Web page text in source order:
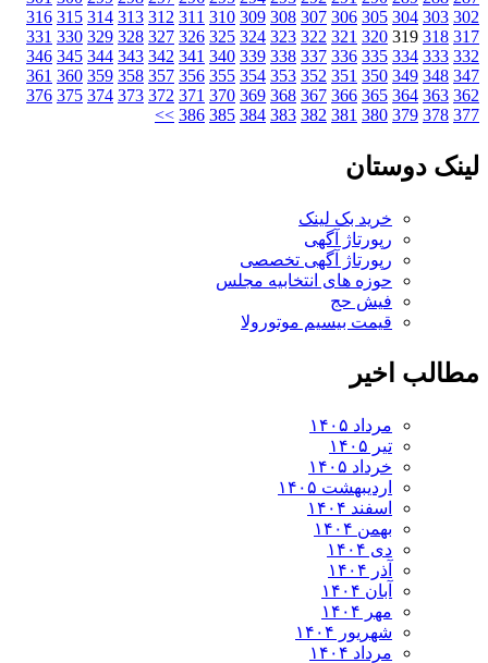
303
304
305
306
307
308
309
310
311
312
313
314
315
316
318
319
320
321
322
323
324
325
326
327
328
329
330
331
333
334
335
336
337
338
339
340
341
342
343
344
345
346
348
349
350
351
352
353
354
355
356
357
358
359
360
361
363
364
365
366
367
368
369
370
371
372
373
374
375
376
378
379
380
381
382
383
384
385
386
>>
دوستان
خرید بک لینک
رپورتاژ آگهی
رپورتاژ آگهی تخصصی
حوزه های انتخابیه مجلس
فیش حج
قیمت بیسیم موتورولا
اخیر
مرداد ۱۴۰۵
تیر ۱۴۰۵
خرداد ۱۴۰۵
اردیبهشت ۱۴۰۵
اسفند ۱۴۰۴
بهمن ۱۴۰۴
دی ۱۴۰۴
آذر ۱۴۰۴
آبان ۱۴۰۴
مهر ۱۴۰۴
شهریور ۱۴۰۴
مرداد ۱۴۰۴